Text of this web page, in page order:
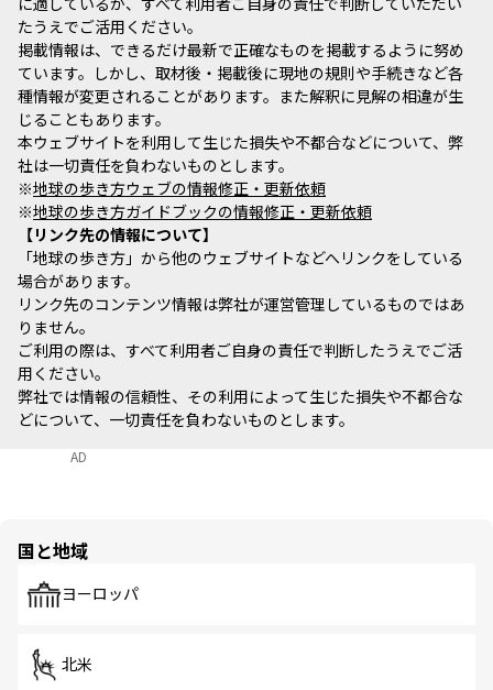
たうえでご活用ください。
掲載情報は、できるだけ最新で正確なものを掲載するように努め
ています。しかし、取材後・掲載後に現地の規則や手続きなど各
種情報が変更されることがあります。また解釈に見解の相違が生
じることもあります。
本ウェブサイトを利用して生じた損失や不都合などについて、弊
社は一切責任を負わないものとします。
※地球の歩き方ウェブの情報修正・更新依頼
※地球の歩き方ガイドブックの情報修正・更新依頼
リンク先の情報について
「地球の歩き方」から他のウェブサイトなどへリンクをしている
場合があります。
リンク先のコンテンツ情報は弊社が運営管理しているものではあ
りません。
ご利用の際は、すべて利用者ご自身の責任で判断したうえでご活
用ください。
弊社では情報の信頼性、その利用によって生じた損失や不都合な
どについて、一切責任を負わないものとします。
AD
国と地域
ヨーロッパ
北米